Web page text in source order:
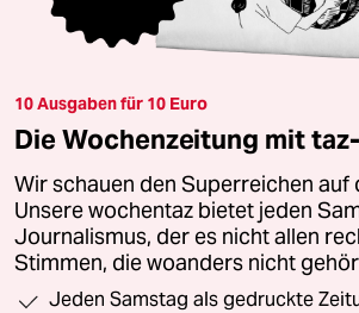
10 Ausgaben für 10 Euro
Die Wochenzeitung mit
Wir schauen den Superreichen auf
Unsere wochentaz bietet jeden
Journalismus, der es nicht allen
Stimmen, die woanders nicht
Jeden Samstag als gedruckte